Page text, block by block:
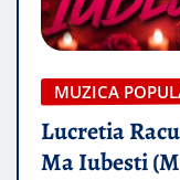
MUZICA
Lucretia
Ma Iubesti